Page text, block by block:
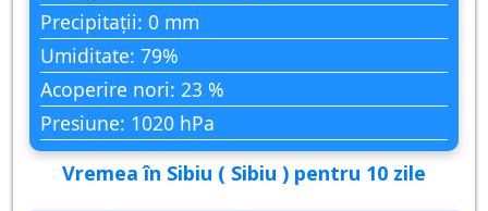
Precipitații: 0 mm
Umiditate: 79%
Acoperire nori: 23 %
Presiune: 1020 hPa
Vremea în Sibiu ( Sibiu ) pentru 10 zile